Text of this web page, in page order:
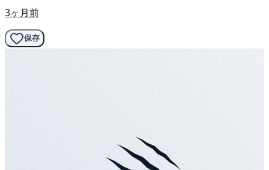
3ヶ月前
保存